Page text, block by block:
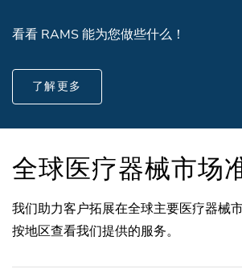
看看 RAMS 能为您做些什么！
了解更多
全球医疗器械市场
我们助力客户拓展在全球主要医疗器械
按地区查看我们提供的服务。